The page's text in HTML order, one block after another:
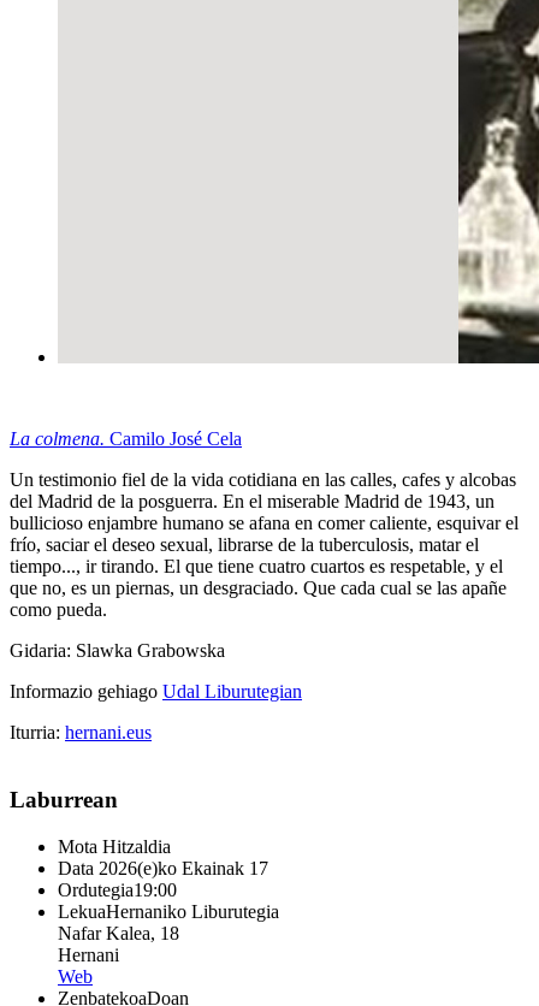
La colmena. Camilo José Cela
Un testimonio fiel de la vida cotidiana en las calles, cafes y alcobas
del Madrid de la posguerra. En el miserable Madrid de 1943, un
bullicioso enjambre humano se afana en comer caliente, esquivar el
frío, saciar el deseo sexual, librarse de la tuberculosis, matar el
tiempo..., ir tirando. El que tiene cuatro cuartos es respetable, y el
que no, es un piernas, un desgraciado. Que cada cual se las apañe
como pueda.
Gidaria: Slawka Grabowska
Informazio gehiago Udal Liburutegian
Iturria: hernani.eus
Laburrean
Mota Hitzaldia
Data 2026(e)ko Ekainak 17
Ordutegia19:00
LekuaHernaniko Liburutegia
Nafar Kalea, 18
Hernani
Web
ZenbatekoaDoan